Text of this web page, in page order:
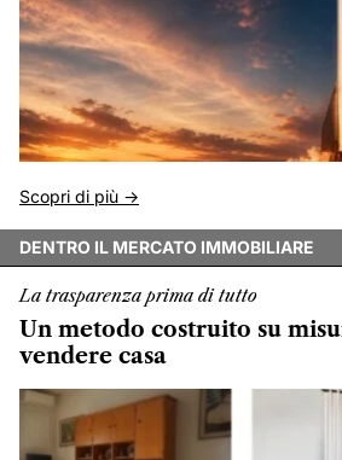
Scopri di più ->
DENTRO IL MERCATO IMMOBILIARE
La trasparenza prima di tutto
Un metodo costruito su
vendere casa